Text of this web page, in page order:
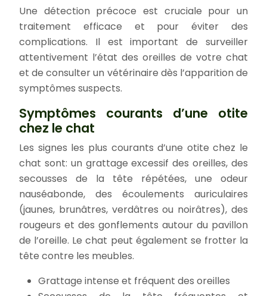
Une détection précoce est cruciale pour un
traitement efficace et pour éviter des
complications. Il est important de surveiller
attentivement l’état des oreilles de votre chat
et de consulter un vétérinaire dès l’apparition de
symptômes suspects.
Symptômes courants d’une otite
chez le chat
Les signes les plus courants d’une otite chez le
chat sont: un grattage excessif des oreilles, des
secousses de la tête répétées, une odeur
nauséabonde, des écoulements auriculaires
(jaunes, brunâtres, verdâtres ou noirâtres), des
rougeurs et des gonflements autour du pavillon
de l’oreille. Le chat peut également se frotter la
tête contre les meubles.
Grattage intense et fréquent des oreilles